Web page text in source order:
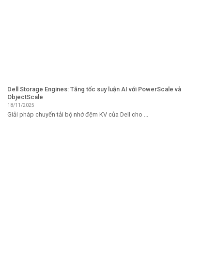
Dell Storage Engines: Tăng tốc suy luận AI với PowerScale và
ObjectScale
18/11/2025
Giải pháp chuyển tải bộ nhớ đệm KV của Dell cho ...